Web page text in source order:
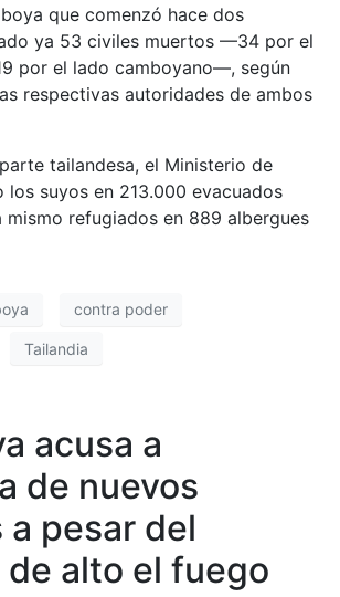
que comenzó hace dos
ya 53 civiles muertos —34 por el
por el lado camboyano—, según
respectivas autoridades de ambos
tailandesa, el Ministerio de
los suyos en 213.000 evacuados
mismo refugiados en 889 albergues
contra poder
Tailandia
acusa a
de nuevos
pesar del
alto el fuego